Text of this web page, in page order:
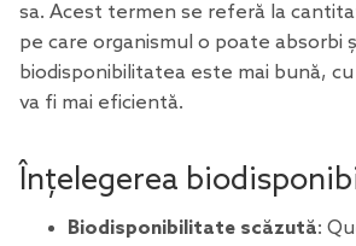
sa. Acest termen se referă la
pe care organismul o poate absorbi
biodisponibilitatea este mai bună,
va fi mai eficientă.
Înțelegerea
Biodisponibilitate scăzută: